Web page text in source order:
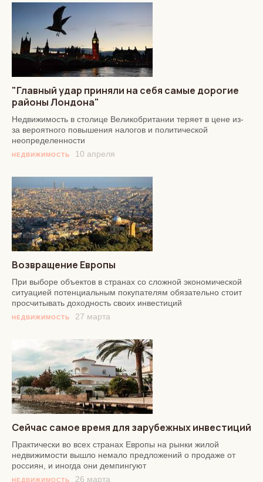
"Главный удар приняли на себя самые дорогие
районы Лондона"
Недвижимость в столице Великобритании теряет в цене из-
за вероятного повышения налогов и политической
неопределенности
НЕДВИЖИМОСТЬ 10 апреля
Возвращение Европы
При выборе объектов в странах со сложной экономической
ситуацией потенциальным покупателям обязательно стоит
просчитывать доходность своих инвестиций
НЕДВИЖИМОСТЬ 27 марта
Cейчас самое время для зарубежных инвестиций
Практически во всех странах Европы на рынки жилой
недвижимости вышло немало предложений о продаже от
россиян, и иногда они демпингуют
НЕДВИЖИМОСТЬ 26 марта